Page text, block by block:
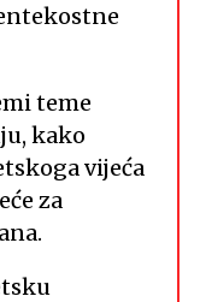
teme
kako
vijeća
za